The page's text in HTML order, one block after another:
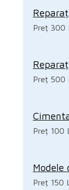
Preț 300
Preț 500
Preț 100
Modele
Preț 150